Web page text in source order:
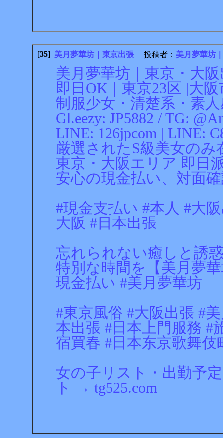
[35] 美月夢華坊｜東京出張投稿者： 美月夢華坊
美月夢華坊｜東京・大
即日OK｜東京23区 |大阪
制服少女・清楚系・素
Gl.eezy: JP5882 / TG:
LINE: 126jpcom | LINE:
厳選されたS級美女のみ
東京・大阪エリア 即日
安心の現金払い、対面
#現金支払い #本人 #大
大阪 #日本出張
忘れられない癒しと誘
特別な時間を【美月夢
現金払い #美月夢華坊
#東京風俗 #大阪出張 #
本出張 #日本上門服務 #
宿買春 #日本东京歌舞伎
女の子リスト・出勤予
ト → tg525.com